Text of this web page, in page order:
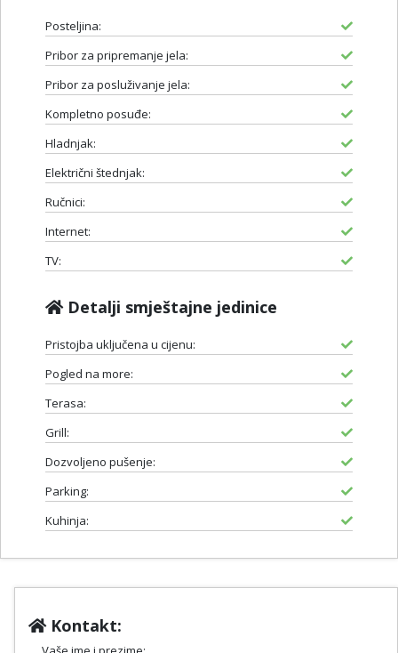
Posteljina:
Pribor za pripremanje jela:
Pribor za posluživanje jela:
Kompletno posuđe:
Hladnjak:
Električni štednjak:
Ručnici:
Internet:
TV:
Detalji smještajne jedinice
Pristojba uključena u cijenu:
Pogled na more:
Terasa:
Grill:
Dozvoljeno pušenje:
Parking:
Kuhinja:
Kontakt: